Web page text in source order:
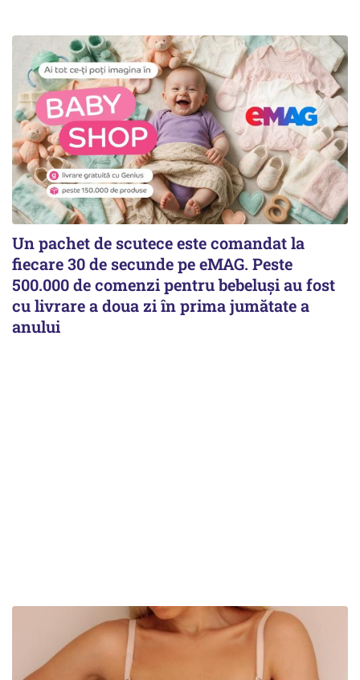
Un pachet de scutece este comandat la
fiecare 30 de secunde pe eMAG. Peste
500.000 de comenzi pentru bebeluși au fost
cu livrare a doua zi în prima jumătate a
anului